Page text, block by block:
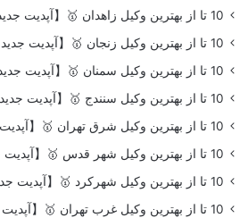
10 تا از بهترین وکیل زاهدان 🥇【آپدیت جدید】
10 تا از بهترین وکیل زنجان 🥇【آپدیت جدید】
10 تا از بهترین وکیل سمنان 🥇【آپدیت جدید】
10 تا از بهترین وکیل سنندج 🥇【آپدیت جدید】
10 تا از بهترین وکیل شرق تهران 🥇【آپدیت جدید】
10 تا از بهترین وکیل شهر قدس 🥇【آپدیت جدید】
10 تا از بهترین وکیل شهرکرد 🥇【آپدیت جدید】
10 تا از بهترین وکیل غرب تهران 🥇【آپدیت جدید】